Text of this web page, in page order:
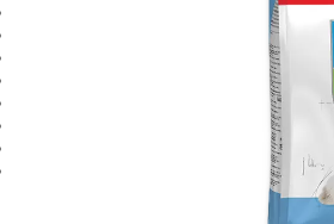
گربه
بچه گربه
گربه
سگ